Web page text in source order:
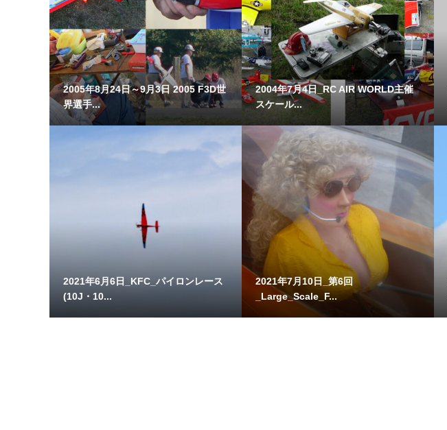
2005年8月24日～9月3日 2005 F3D世
界選手...
2004年7月4日_RC AIR WORLD主催
スケール...
2021年6月6日_KFC_パイロンレース
(10J・10...
2021年7月10日_第6回
_Large_Scale_F...